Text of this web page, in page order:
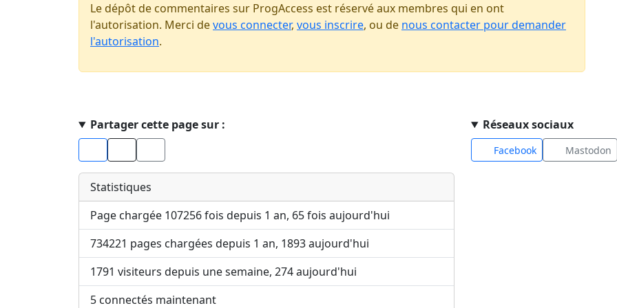
Le dépôt de commentaires sur ProgAccess est réservé aux membres qui en ont
l'autorisation. Merci devous connecter, vous inscrire, ou de nous contacter pour demander
l'autorisation.
Partager cette page sur :
Facebook
Statistiques
Page chargée 107256 fois depuis 1 an, 65 fois aujourd'hui
734221 pages chargées depuis 1 an, 1893 aujourd'hui
1791 visiteurs depuis une semaine, 274 aujourd'hui
5 connectés maintenant
Réseaux sociaux
Facebook Mastodon